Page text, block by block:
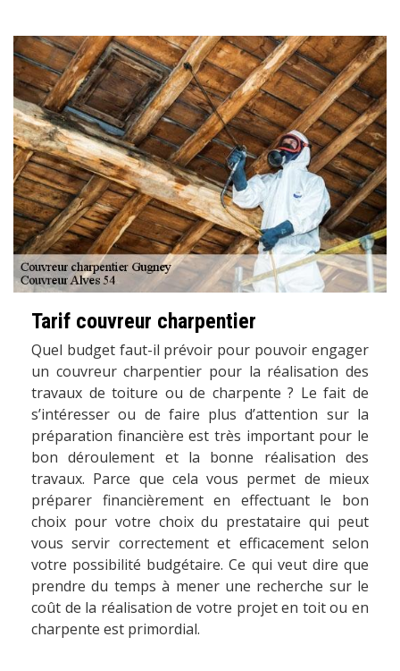
Tarif couvreur charpentier
Quel budget faut-il prévoir pour pouvoir engager
un couvreur charpentier pour la réalisation des
travaux de toiture ou de charpente ? Le fait de
s’intéresser ou de faire plus d’attention sur la
préparation financière est très important pour le
bon déroulement et la bonne réalisation des
travaux. Parce que cela vous permet de mieux
préparer financièrement en effectuant le bon
choix pour votre choix du prestataire qui peut
vous servir correctement et efficacement selon
votre possibilité budgétaire. Ce qui veut dire que
prendre du temps à mener une recherche sur le
coût de la réalisation de votre projet en toit ou en
charpente est primordial.